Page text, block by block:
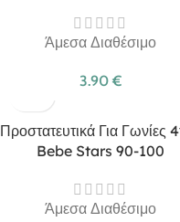
Άμεσα Διαθέσιμο
3.90 €
Προστατευτικά Για Γωνίες
Bebe Stars 90-100
Άμεσα Διαθέσιμο